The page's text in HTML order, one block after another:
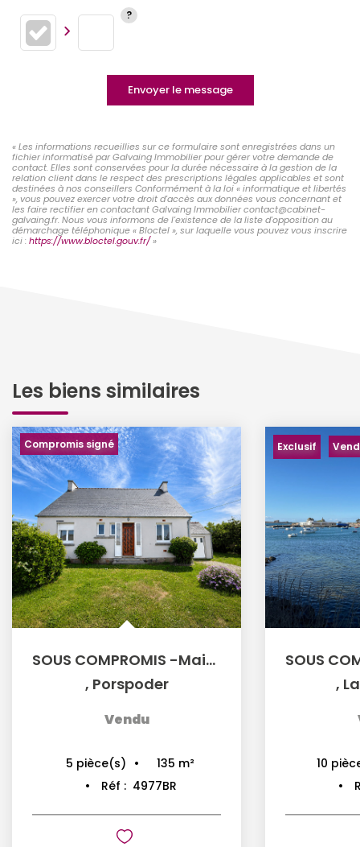
Envoyer le message
« Les informations recueillies sur ce formulaire sont enregistrées dans un
fichier informatisé par Galvaing Immobilier pour gérer votre demande de
contact. Elles sont conservées pour la durée nécessaire à la gestion de la
relation client dans le respect des prescriptions légales applicables et sont
destinées à nos conseillers Conformément à la loi « informatique et libertés
», vous pouvez exercer votre droit d'accès aux données vous concernant et
les faire rectifier en contactant Galvaing Immobilier contact@cabinet-
galvaing.fr. Nous vous informons de l'existence de la liste d'opposition au
démarchage téléphonique « Bloctel », sur laquelle vous pouvez vous inscrire
ici : https://www.bloctel.gouv.fr/»
Les biens similaires
Compromis signé
SOUS COMPROMIS -Maison 5 pièces à vendre à Porspoder -...
, Porspoder
Vendu
5 pièce(s) 135 m²
Réf : 4977BR
Exclusif
,
10